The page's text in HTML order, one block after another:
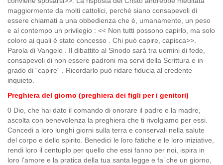
maggiormente da molti cattolici, perché siano consapevoli di
essere chiamati a una obbedienza che è, umanamente, un peso
e al contempo un privilegio : << Non tutti possono capirlo, ma solo
coloro ai quali è stato concesso . Chi può capire, capisca>>.
Parola di Vangelo . Il dibattito al Sinodo sarà tra uomini di fede,
consapevoli di non essere padroni ma servi della Scrittura e in
grado di “capire“ . Ricordarlo può ridare fiducia al credente
inquieto.
Preghiera del giorno (preghiera dei figli per i genitori)
0 Dio, che hai dato il comando di onorare il padre e la madre,
ascolta con benevolenza la preghiera che ti rivolgiamo per essi.
Concedi a loro lunghi giorni sulla terra e conservali nella salute
del corpo e dello spirito. Benedici le loro fatiche e le loro iniziative,
rendi loro il centuplo per quello che essi fanno per noi, ispira in
loro l’amore e la pratica della tua santa legge e fa’ che un giorno,